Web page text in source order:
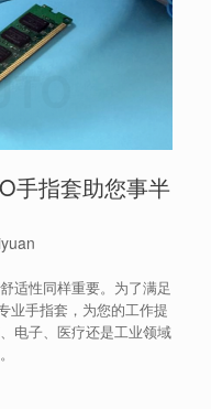
手指套助您事半
适性同样重要。为了满足
业手指套，为您的工作提
电子、医疗还是工业领域